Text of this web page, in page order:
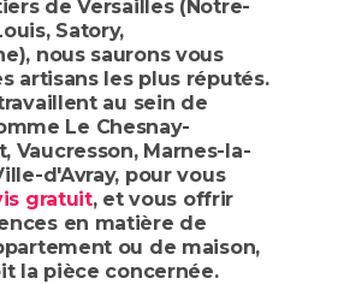
de Versailles (Notre-
Satory,
nous saurons vous
artisans les plus réputés.
au sein de
Le Chesnay-
Vaucresson, Marnes-la-
d'Avray, pour vous
gratuit, et vous offrir
en matière de
ou de maison,
la pièce concernée.